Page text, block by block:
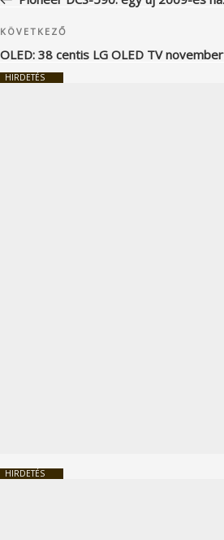
Következő
bejegyzés
KÖVETKEZŐ
OLED: 38 centis LG OLED TV
HIRDETÉS
HIRDETÉS